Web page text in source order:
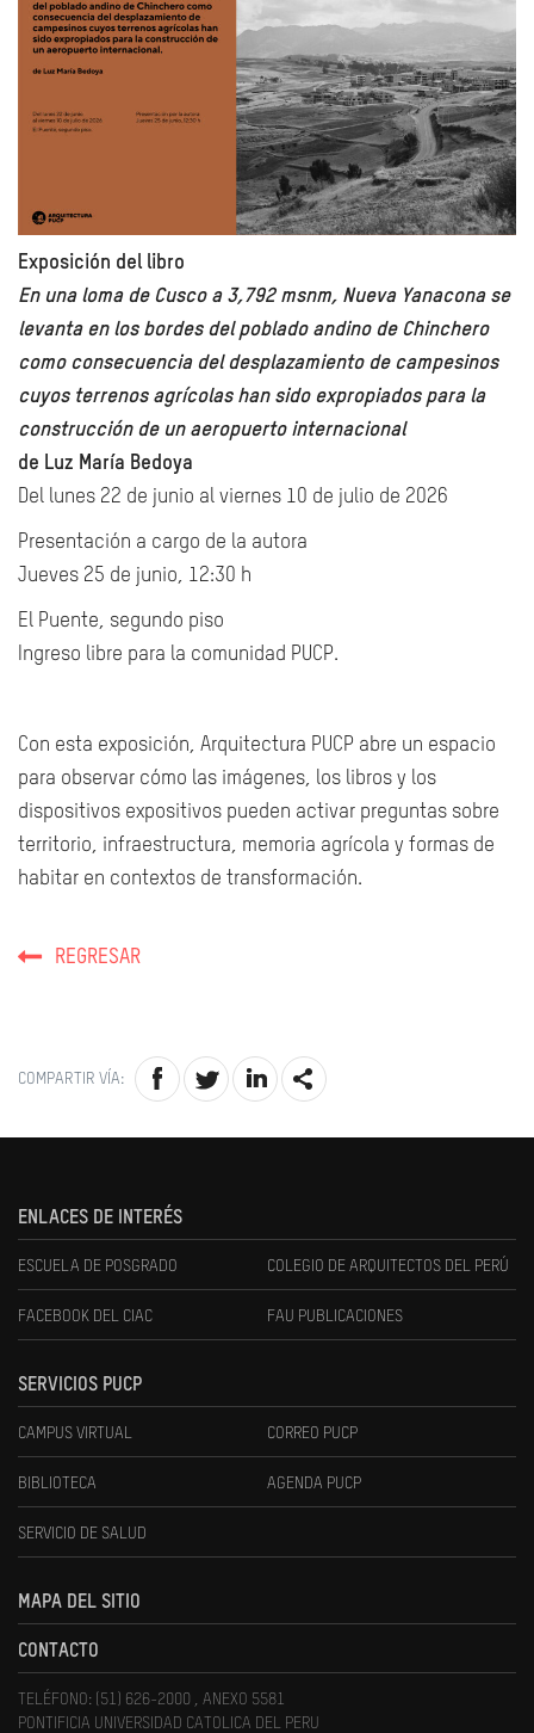
Exposición del libro
En una loma de Cusco a 3,792 msnm, Nueva Yanacona se
levanta en los bordes del poblado andino de Chinchero
como consecuencia del desplazamiento de campesinos
cuyos terrenos agrícolas han sido expropiados para la
construcción de un aeropuerto internacional
de Luz María Bedoya
Del lunes 22 de junio al viernes 10 de julio de 2026
Presentación a cargo de la autora
Jueves 25 de junio, 12:30 h
El Puente, segundo piso
Ingreso libre para la comunidad PUCP.
Con esta exposición, Arquitectura PUCP abre un espacio
para observar cómo las imágenes, los libros y los
dispositivos expositivos pueden activar preguntas sobre
territorio, infraestructura, memoria agrícola y formas de
habitar en contextos de transformación.
REGRESAR
COMPARTIR VÍA:
ENLACES DE INTERÉS
ESCUELA DE POSGRADO COLEGIO DE ARQUITECTOS DEL PERÚ
FACEBOOK DEL CIAC FAU PUBLICACIONES
SERVICIOS PUCP
CAMPUS VIRTUAL CORREO PUCP
BIBLIOTECA AGENDA PUCP
SERVICIO DE SALUD
MAPA DEL SITIO
CONTACTO
TELÉFONO: (51) 626-2000 , ANEXO 5581
PONTIFICIA UNIVERSIDAD CATOLICA DEL PERU